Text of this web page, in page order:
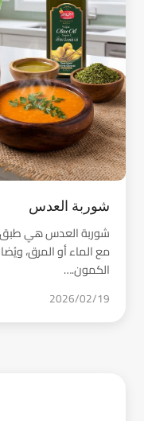
شوربة العدس
شوربة العدس هي
مع الماء أو المرق،
الكمون.…
2026/02/19